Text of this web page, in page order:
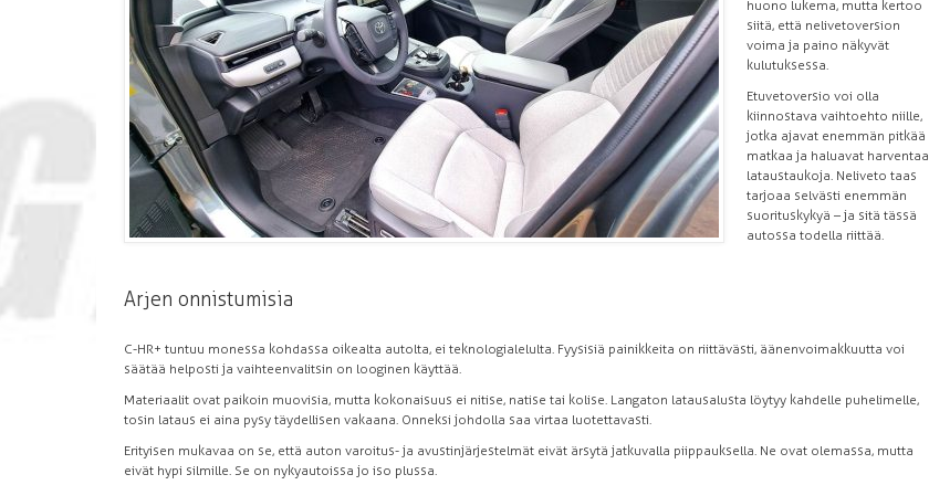
huono lukema, mutta kertoo
siitä, että nelivetoversion
voima ja paino näkyvät
kulutuksessa.
Etuvetoversio voi olla
kiinnostava vaihtoehto niille,
jotka ajavat enemmän pitkää
matkaa ja haluavat harventaa
lataustaukoja. Neliveto taas
tarjoaa selvästi enemmän
suorituskykyä – ja sitä tässä
autossa todella riittää.
Arjen onnistumisia
C-HR+ tuntuu monessa kohdassa oikealta autolta, ei teknologialelulta. Fyysisiä painikkeita on riittävästi, äänenvoimakkuutta voi
säätää helposti ja vaihteenvalitsin on looginen käyttää.
Materiaalit ovat paikoin muovisia, mutta kokonaisuus ei nitise, natise tai kolise. Langaton latausalusta löytyy kahdelle puhelimelle,
tosin lataus ei aina pysy täydellisen vakaana. Onneksi johdolla saa virtaa luotettavasti.
Erityisen mukavaa on se, että auton varoitus- ja avustinjärjestelmät eivät ärsytä jatkuvalla piippauksella. Ne ovat olemassa, mutta
eivät hypi silmille. Se on nykyautoissa jo iso plussa.